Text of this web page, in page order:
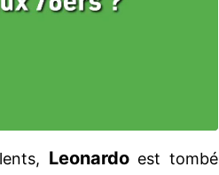
Leonardoest tombé